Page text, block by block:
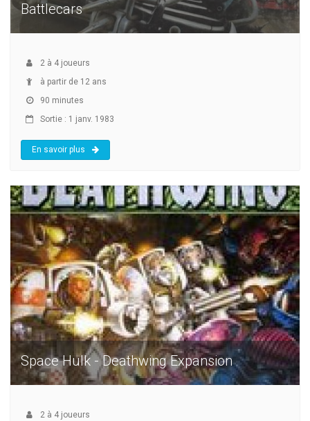
Battlecars
2 à 4 joueurs
à partir de 12 ans
90 minutes
Sortie : 1 janv. 1983
En savoir plus
Space Hulk - Deathwing Expansion
2 à 4 joueurs